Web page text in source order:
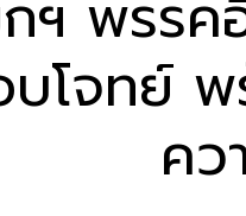
ฯ พรรค
โจทย์ พ
คว